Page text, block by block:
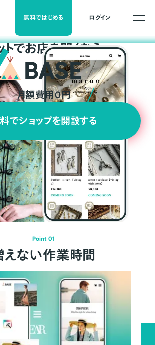
無料ではじめる ログイン
トでお店を開くなら
月額費用0円
でショップを開設する
い3つの理由
Point 01
えない作業時間